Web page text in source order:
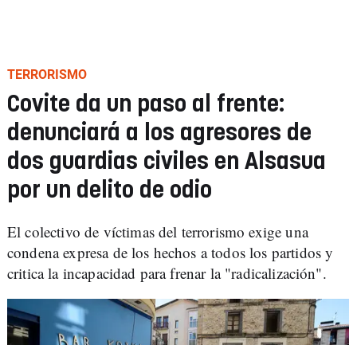
TERRORISMO
Covite da un paso al frente:
denunciará a los agresores de
dos guardias civiles en Alsasua
por un delito de odio
El colectivo de víctimas del terrorismo exige una
condena expresa de los hechos a todos los partidos y
critica la incapacidad para frenar la "radicalización".